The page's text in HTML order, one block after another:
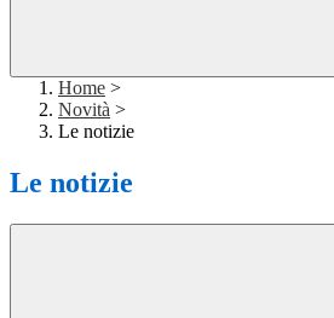
Home >
Novità >
Le notizie
Le notizie